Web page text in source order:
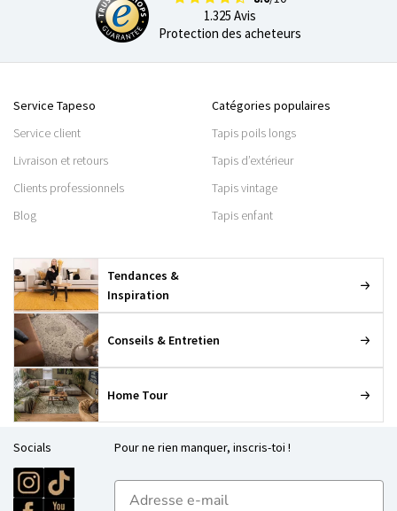
1.325 Avis
Protection des acheteurs
Service Tapeso
Service client
Livraison et retours
Clients professionnels
Blog
Catégories populaires
Tapis poils longs
Tapis d’extérieur
Tapis vintage
Tapis enfant
Tendances &
Inspiration
Conseils & Entretien
Home Tour
Socials Pour ne rien manquer, inscris-toi !
E-mailadres